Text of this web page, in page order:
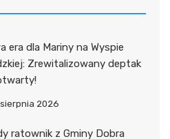
era dla Mariny na Wyspie
Zrewitalizowany deptak
2026
ratownik z Gminy Dobra